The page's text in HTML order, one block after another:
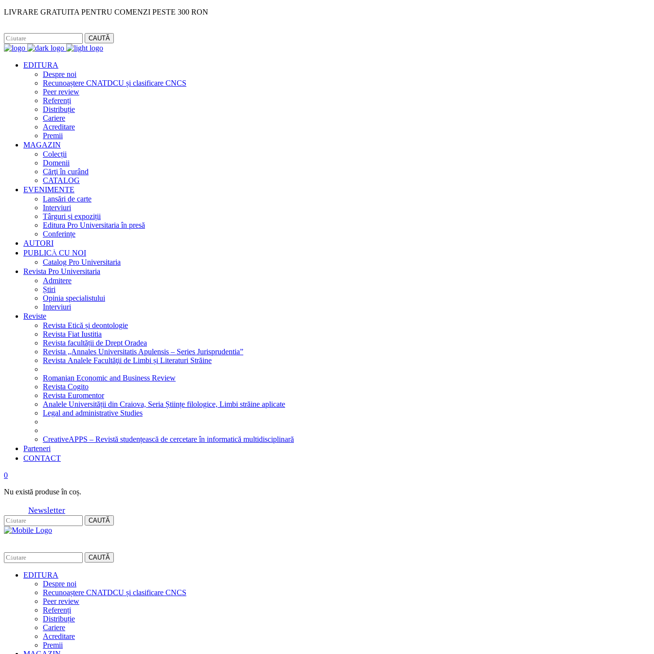
LIVRARE GRATUITA PENTRU COMENZI PESTE 300 RON
CAUTĂ
EDITURA
Despre noi
Recunoaștere CNATDCU și clasificare CNCS
Peer review
Referenți
Distribuție
Cariere
Acreditare
Premii
MAGAZIN
Colecții
Domenii
Cărţi în curând
CATALOG
EVENIMENTE
Lansări de carte
Interviuri
Târguri și expoziții
Editura Pro Universitaria în presă
Conferințe
AUTORI
PUBLICĂ CU NOI
Catalog Pro Universitaria
Revista Pro Universitaria
Admitere
Știri
Opinia specialistului
Interviuri
Reviste
Revista Etică și deontologie
Revista Fiat Iustitia
Revista facultății de Drept Oradea
Revista „Annales Universitatis Apulensis – Series Jurisprudentia”
Revista Analele Facultăţii de Limbi și Literaturi Străine
Romanian Economic and Business Review
Revista Cogito
Revista Euromentor
Analele Universității din Craiova, Seria Științe filologice, Limbi străine aplicate
Legal and administrative Studies
CreativeAPPS – Revistă studențească de cercetare în informatică multidisciplinară
Parteneri
CONTACT
0
Nu există produse în coș.
Newsletter
CAUTĂ
CAUTĂ
EDITURA
Despre noi
Recunoaștere CNATDCU și clasificare CNCS
Peer review
Referenți
Distribuție
Cariere
Acreditare
Premii